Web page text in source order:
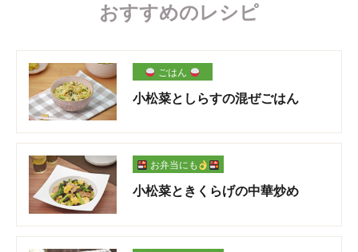
おすすめのレシピ
ごはん
小松菜としらすの混ぜごはん
お弁当にも
小松菜ときくらげの中華炒め